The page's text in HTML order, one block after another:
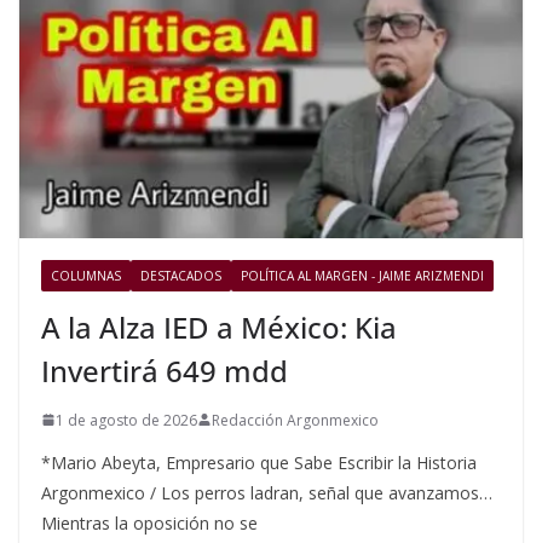
COLUMNAS DESTACADOS POLÍTICA AL MARGEN - JAIME ARIZMENDI
A la Alza IED a México: Kia
Invertirá 649 mdd
1 de agosto de 2026 Redacción Argonmexico
*Mario Abeyta, Empresario que Sabe Escribir la Historia
Argonmexico / Los perros ladran, señal que avanzamos…
Mientras la oposición no se